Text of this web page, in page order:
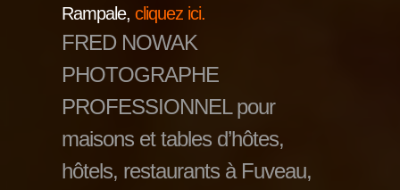
Rampale, cliquez ici.
FRED NOWAK
PHOTOGRAPHE
PROFESSIONNEL pour
maisons et tables d’hôtes,
hôtels, restaurants à Fuveau,